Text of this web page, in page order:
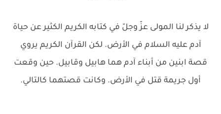
لا يذكر لنا المولى عزّ وجلّ في كتابه الكريم الكثير عن حياة
آدم عليه السلام في الأرض. لكن القرآن الكريم يروي
قصة ابنين من أبناء آدم هما هابيل وقابيل. حين وقعت
أول جريمة قتل في الأرض. وكانت قصتهما كالتالي.